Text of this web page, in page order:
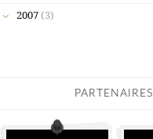
2007 (3)
PARTENAIRES